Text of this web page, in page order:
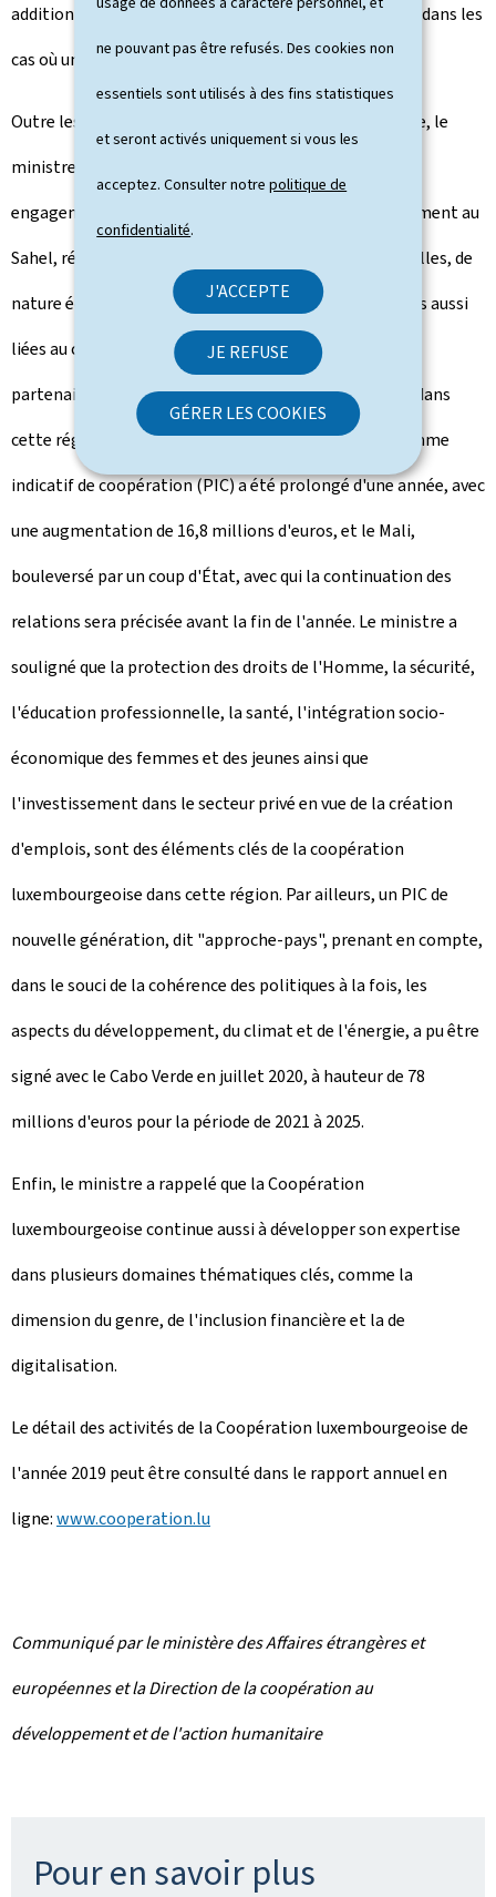
ne pouvant pas être refusés. Des cookies non
essentiels sont utilisés à des fins statistiques
et seront activés uniquement si vous les
acceptez. Consulter notrepolitique de
confidentialité.
J'ACCEPTE
JE REFUSE
GÉRER LES COOKIES
additionnels ont également été mis à leur disposition dans les
cas où une restructuration n'était pas possible.
Outre les efforts déployés dans le cadre de la pandémie, le
ministre a indiqué que le Luxembourg continue son
engagement à l'égard de ses pays partenaires, notamment au
Sahel, région secouée par les crises multidimensionnelles, de
nature économique, sociale, sanitaire, sécuritaire, mais aussi
liées au changement climatique. La majorité des pays
partenaires de la Coopération luxembourgeoise sont dans
cette région, notamment le Niger, avec qui le Programme
indicatif de coopération (PIC) a été prolongé d'une année, avec
une augmentation de 16,8 millions d'euros, et le Mali,
bouleversé par un coup d'État, avec qui la continuation des
relations sera précisée avant la fin de l'année. Le ministre a
souligné que la protection des droits de l'Homme, la sécurité,
l'éducation professionnelle, la santé, l'intégration socio-
économique des femmes et des jeunes ainsi que
l'investissement dans le secteur privé en vue de la création
d'emplois, sont des éléments clés de la coopération
luxembourgeoise dans cette région. Par ailleurs, un PIC de
nouvelle génération, dit "approche-pays", prenant en compte,
dans le souci de la cohérence des politiques à la fois, les
aspects du développement, du climat et de l'énergie, a pu être
signé avec le Cabo Verde en juillet 2020, à hauteur de 78
millions d'euros pour la période de 2021 à 2025.
Enfin, le ministre a rappelé que la Coopération
luxembourgeoise continue aussi à développer son expertise
dans plusieurs domaines thématiques clés, comme la
dimension du genre, de l'inclusion financière et la de
digitalisation.
Le détail des activités de la Coopération luxembourgeoise de
l'année 2019 peut être consulté dans le rapport annuel en
ligne:www.cooperation.lu
Communiqué par le ministère des Affaires étrangères et
européennes et la Direction de la coopération au
développement et de l'action humanitaire
Pour en savoir plus